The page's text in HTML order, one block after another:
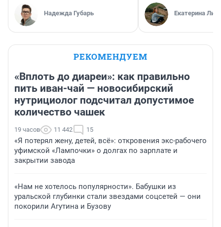
Надежда Губарь Екатерина
РЕКОМЕНДУЕМ
«Вплоть до диареи»: как правильно
пить иван-чай — новосибирский
нутрициолог подсчитал допустимое
количество чашек
19 часов 11 442 15
«Я потерял жену, детей, всё»: откровения экс-рабочего
уфимской «Лампочки» о долгах по зарплате и
закрытии завода
«Нам не хотелось популярности». Бабушки из
уральской глубинки стали звездами соцсетей — они
покорили Агутина и Бузову